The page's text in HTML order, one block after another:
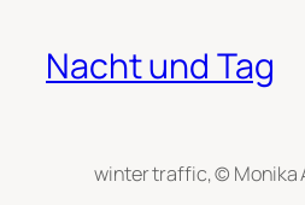
Nacht und Tag
winter traffic, © Monika